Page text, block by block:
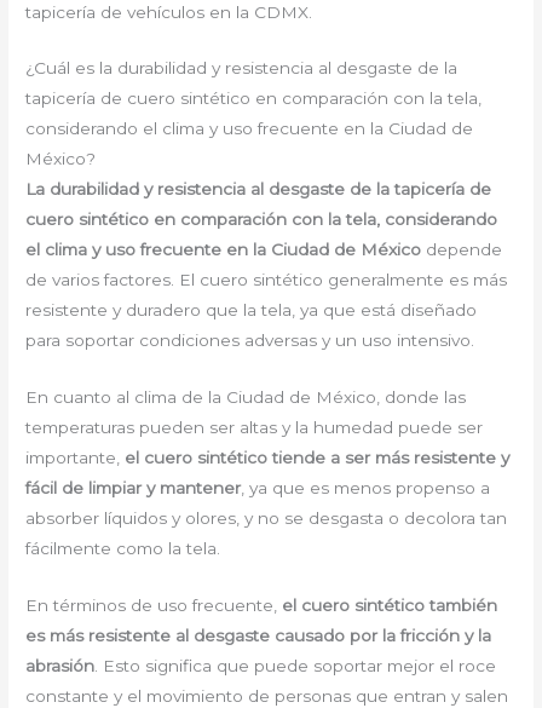
tapicería de vehículos en la CDMX.
¿Cuál es la durabilidad y resistencia al desgaste de la
tapicería de cuero sintético en comparación con la tela,
considerando el clima y uso frecuente en la Ciudad de
México?
La durabilidad y resistencia al desgaste de la tapicería de
cuero sintético en comparación con la tela, considerando
el clima y uso frecuente en la Ciudad de México depende
de varios factores. El cuero sintético generalmente es más
resistente y duradero que la tela, ya que está diseñado
para soportar condiciones adversas y un uso intensivo.
En cuanto al clima de la Ciudad de México, donde las
temperaturas pueden ser altas y la humedad puede ser
importante, el cuero sintético tiende a ser más resistente y
fácil de limpiar y mantener, ya que es menos propenso a
absorber líquidos y olores, y no se desgasta o decolora tan
fácilmente como la tela.
En términos de uso frecuente, el cuero sintético también
es más resistente al desgaste causado por la fricción y la
abrasión . Esto significa que puede soportar mejor el roce
constante y el movimiento de personas que entran y salen